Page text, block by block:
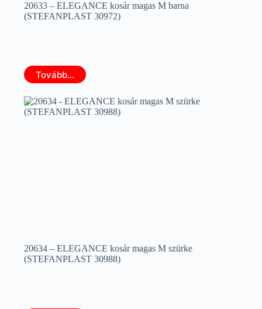
20633 – ELEGANCE kosár magas M barna
(STEFANPLAST 30972)
Tovább...
20634 – ELEGANCE kosár magas M szürke
(STEFANPLAST 30988)